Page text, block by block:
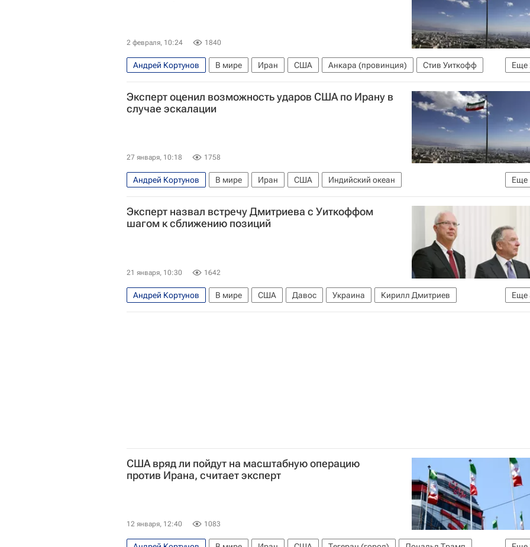
2 февраля, 10:24 1840
Еще
Андрей Кортунов В мире Иран США Анкара (провинция)
Стив Уиткофф
Дональд Трамп
Международный дискуссионный клуб "Валдай"
Эксперт оценил возможность ударов США по Ирану в
случае эскалации
27 января, 10:18 1758
Еще
Андрей Кортунов В мире Иран США
Индийский океан
Международный дискуссионный клуб "Валдай"
Эксперт назвал встречу Дмитриева с Уиткоффом
шагом к сближению позиций
21 января, 10:30 1642
Еще
Андрей Кортунов В мире США Давос Украина
Кирилл Дмитриев
Стив Уиткофф
Международный дискуссионный клуб "Валдай"
США вряд ли пойдут на масштабную операцию
против Ирана, считает эксперт
12 января, 12:40 1083